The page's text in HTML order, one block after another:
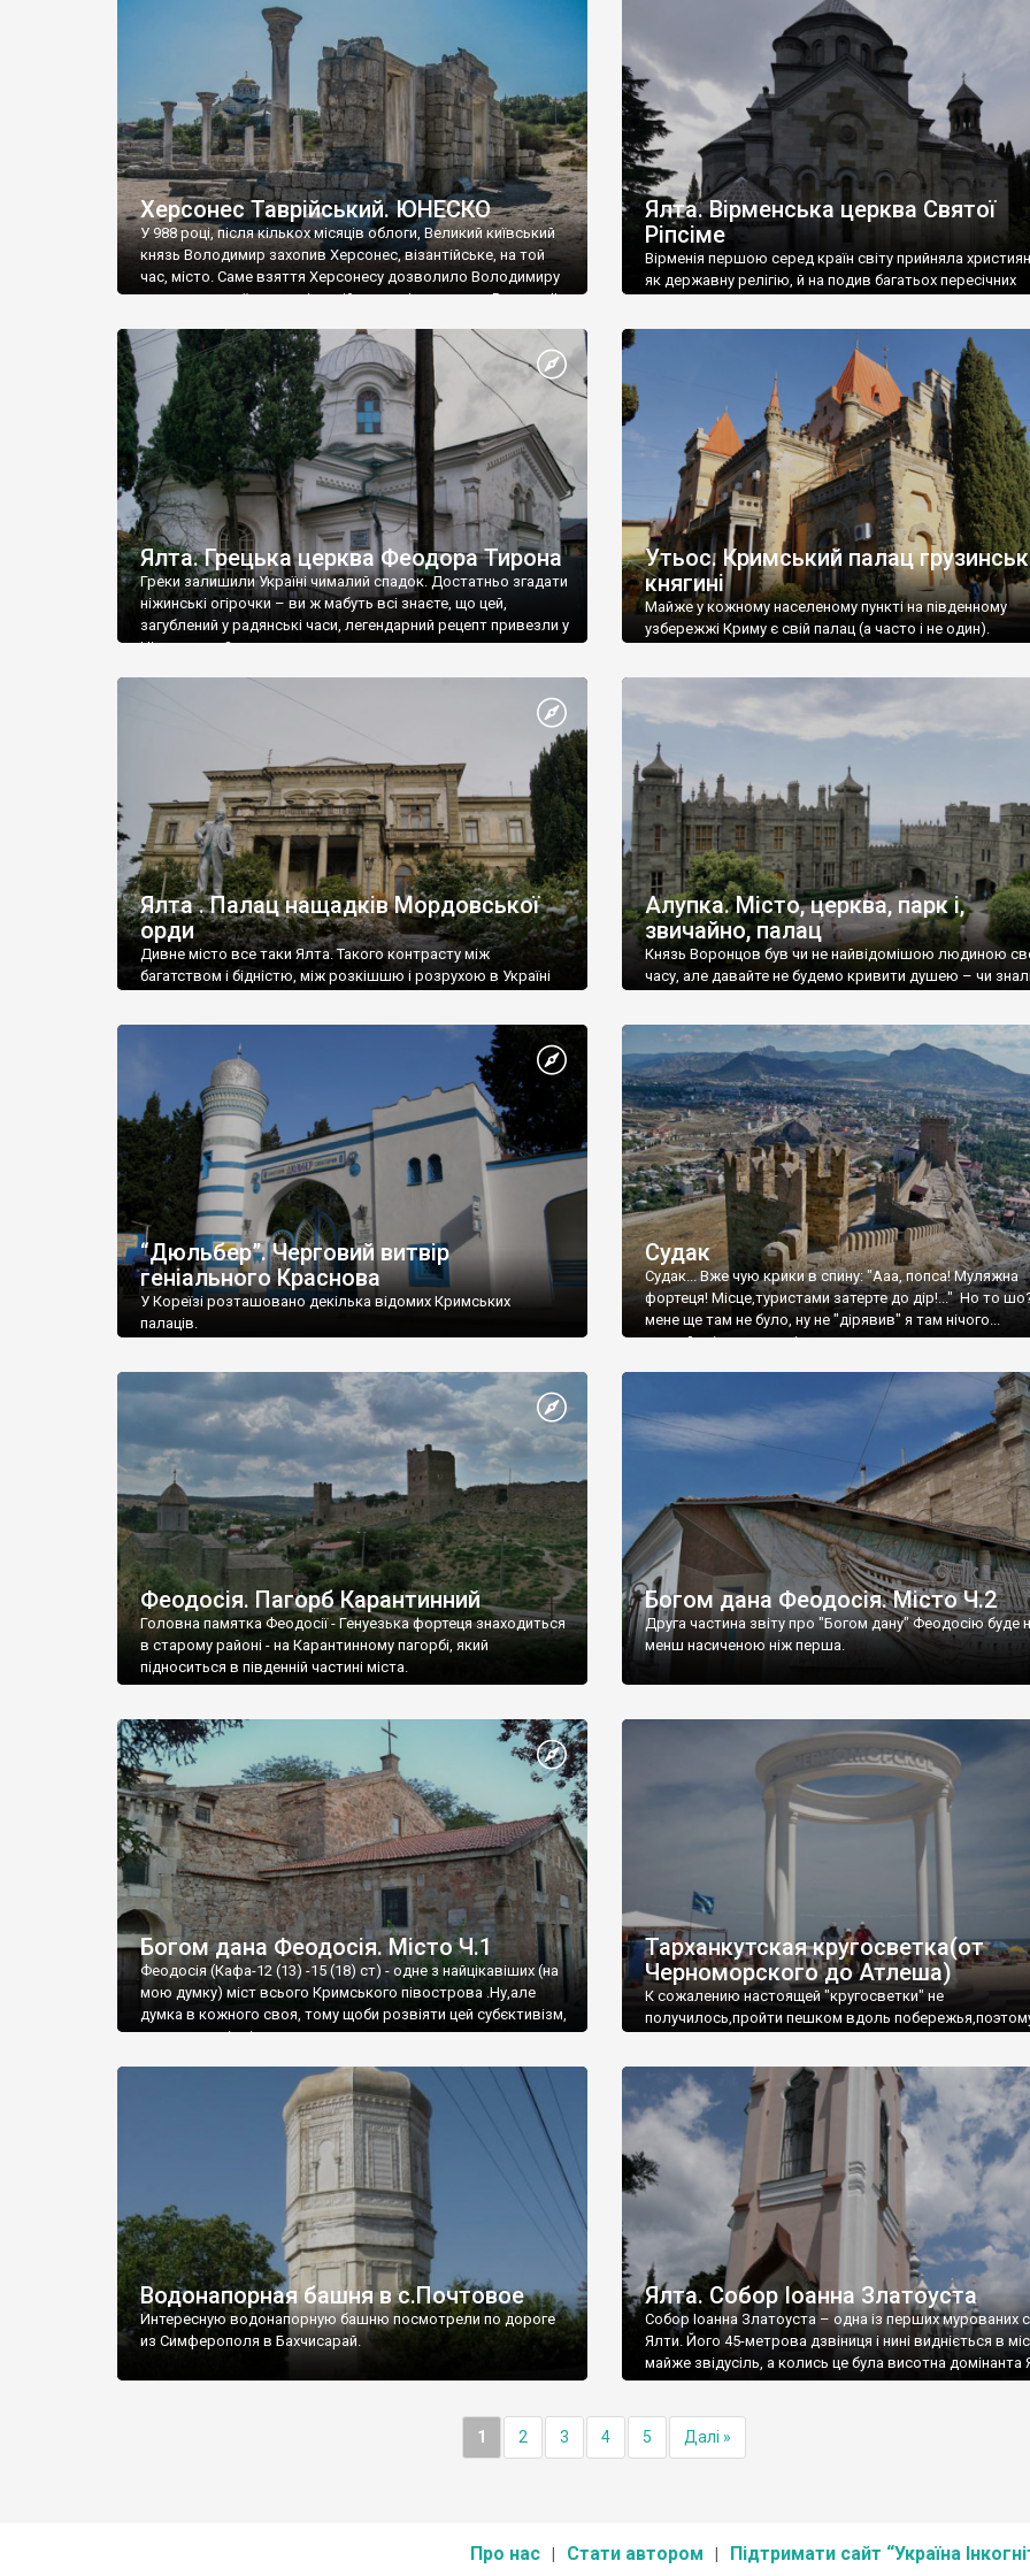
візантійської доби. Раритети викрадені з фондів об’єкту
культурної спадщини ЮНЕСКО «Херсонеса Таврійського».
Офіційно – на виставку «Золото Візантії», але експерти та
влада в Україні вважають це лише […]
називаються «повстяками» (postaki)…” “Вино. Крим
виробляє відмінне вино і його вдосталь: воно все
легке біле і дуже […]
Херсонес Таврійський. ЮНЕСКО
У 988 році, після кількох місяців облоги, Великий київський
князь Володимир захопив Херсонес, візантійське, на той
час, місто. Саме взяття Херсонесу дозволило Володимиру
диктувати свої умови візантійському імператору Василю ІІ,
Херсонесі Володимир-язичник, став Василем-
християнином. А потім було Хрещення Русі. На честь
Херсонесу Таврійського названо місто […]
Ялта. Вірменська церква Святої
Ріпсіме
Вірменія першою серед країн світу прийняла
як державну релігію, й на подив багатьох пересічних
Ялта. Грецька церква Феодора Тирона
Греки залишили Україні чималий спадок. Достатньо згадати
ніжинські огірочки – ви ж мабуть всі знаєте, що цей,
загублений у радянські часи, легендарний рецепт привезли у
Ніжин греки?
Утьос. Кримський палац
княгині
Майже у кожному населеному пункті на південному
узбережжі Криму є свій палац (а часто і не один).
Ялта . Палац нащадків Мордовської
орди
Дивне місто все таки Ялта. Такого контрасту між
багатством і бідністю, між розкішшю і розрухою в Україні
Алупка. Місто, церква, парк і,
звичайно, палац
Князь Воронцов був чи не найвідомішою людиною
часу, але давайте не будемо кривити душею – чи
“Дюльбер”. Черговий витвір
геніального Краснова
У Кореїзі розташовано декілька відомих Кримських
палаців.
Судак
Судак... Вже чую крики в спину: "Ааа, попса! Муляжна
фортеця! Місце,туристами затерте до дір!..." Но то
мене ще там не було, ну не "дірявив" я там нічого...
принаймні до цього літа.
Феодосія. Пагорб Карантинний
Головна памятка Феодосії - Генуезька фортеця знаходиться
в старому районі - на Карантинному пагорбі, який
підноситься в південній частині міста.
Богом дана Феодосія. Місто Ч.2
Друга частина звіту про "Богом дану" Феодосію буде
менш насиченою ніж перша.
Богом дана Феодосія. Місто Ч.1
Феодосія (Кафа-12 (13) -15 (18) ст) - одне з найцікавіших (на
мою думку) міст всього Кримського півострова .Ну,але
думка в кожного своя, тому щоби розвіяти цей субєктивізм,
запрошую відвідати це
Тарханкутская кругосветка(от
Черноморского до Атлеша)
К сожалению настоящей "кругосветки" не
получилось,пройти пешком вдоль
Водонапорная башня в с.Почтовое
Интересную водонапорную башню посмотрели по дороге
из Симферополя в Бахчисарай.
Ялта. Собор Іоанна Златоуста
Собор Іоанна Златоуста – одна із перших мурованих
Ялти. Його 45-метрова дзвіниця і нині видніється в
майже звідусіль, а колись це була висотна домінанта
1 2 3 4 5 Далі »
Про нас Стати автором Підтримати сайт “Україна